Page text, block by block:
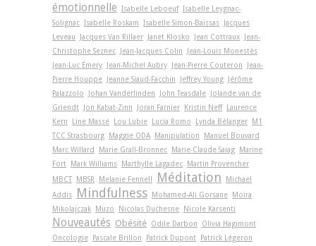
émotionnelle Isabelle Leboeuf Isabelle Leygnac-
Solignac Isabelle Roskam Isabelle Simon-Baïssas Jacques
Leveau
Jacques Van Rillaer Janet Klosko Jean Cottraux Jean-
Christophe Seznec Jean-Jacques Colin
Jean-Louis Monestès
Jean-Luc Émery Jean-Michel Aubry Jean-Pierre Couteron
Jean-
Pierre Houppe Jeanne Siaud-Facchin Jeffrey Young Jérôme
Palazzolo
Johan Vanderlinden John Teasdale Jolande van de
Griendt Jon Kabat-Zinn Joran Farnier Kristin Neff Laurence
Kern
Line Massé Lou Lubie Lucia Romo Lynda Bélanger M1
TCC Strasbourg Maggie ODA Manipulation
Manuel Bouvard
Marc Willard
Marie Grall-Bronnec Marie-Claude Saiag Marine
Fort Mark Williams Marthylle Lagadec Martin Provencher
MBCT MBSR Melanie Fennell Méditation
Michael
Addis
Mindfulness Mohamed-Ali Gorsane Moïra
Mikolajczak Muzo Nicolas Duchesne Nicole Karsenti
Nouveautés Obésité Odile Darbon
Olivia Hagimont
Oncologie Pascale Brillon Patrick Dupont Patrick Légeron